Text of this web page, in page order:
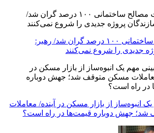
قیمت مصالح ساختمانی ۱۰۰ درصد گران شد/ رهبر:
جدیدی را شروع نمی‌کنند
انبوه‌ساز از بازار مسکن در آینده/ معاملات
جهش دوباره قیمت‌ها در راه است؟